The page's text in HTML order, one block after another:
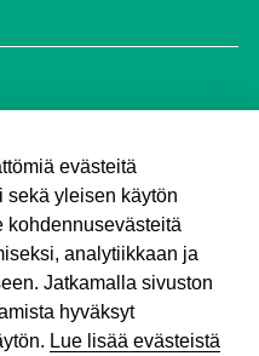
evästeitä
sekä yleisen käytön
kohdennusevästeitä
analytiikkaan ja
Jatkamalla sivuston
hyväksyt
Lue lisää evästeistä